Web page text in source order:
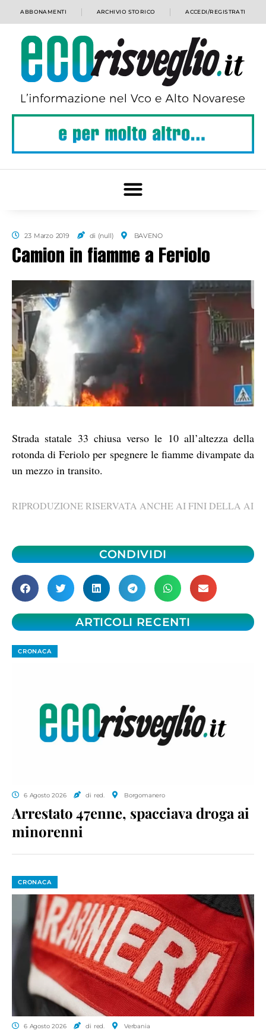
ABBONAMENTI ARCHIVIO STORICO ACCEDI/REGISTRATI
23 Marzo 2019 di (null) BAVENO
Camion in fiamme a Feriolo
Strada statale 33 chiusa verso le 10 all’altezza della
rotonda di Feriolo per spegnere le fiamme divampate da
un mezzo in transito.
RIPRODUZIONE RISERVATA ANCHE AI FINI DELLA AI
CONDIVIDI
ARTICOLI RECENTI
CRONACA
6 Agosto 2026 di red. Borgomanero
Arrestato 47enne, spacciava droga ai
minorenni
CRONACA
6 Agosto 2026 di red. Verbania